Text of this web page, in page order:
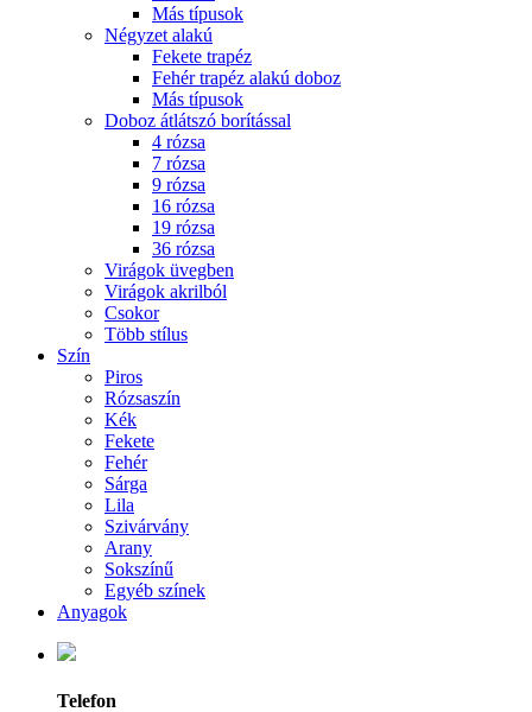
Más típusok
Négyzet alakú
Fekete trapéz
Fehér trapéz alakú doboz
Más típusok
Doboz átlátszó borítással
4 rózsa
7 rózsa
9 rózsa
16 rózsa
19 rózsa
36 rózsa
Virágok üvegben
Virágok akrilból
Csokor
Több stílus
Szín
Piros
Rózsaszín
Kék
Fekete
Fehér
Sárga
Lila
Szivárvány
Arany
Sokszínű
Egyéb színek
Anyagok
Telefon